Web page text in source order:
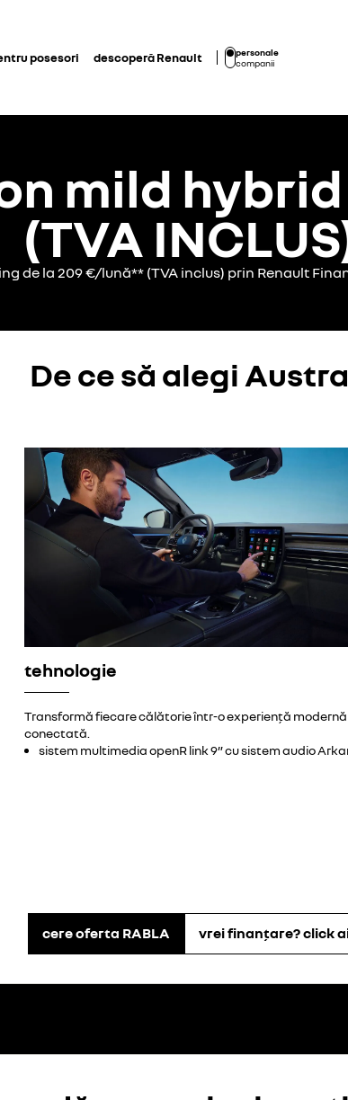
posesori descoperă Renault
personale
companii
mild hybrid
(TVA
de la 209 €/lună** (TVA inclus) prin Renault
De ce să alegi
tehnologie
Transformă fiecare călătorie într-o experiență modernă
conectată.
sistem multimedia openR link 9” cu sistem audio
cere oferta RABLA vrei finanțare? click